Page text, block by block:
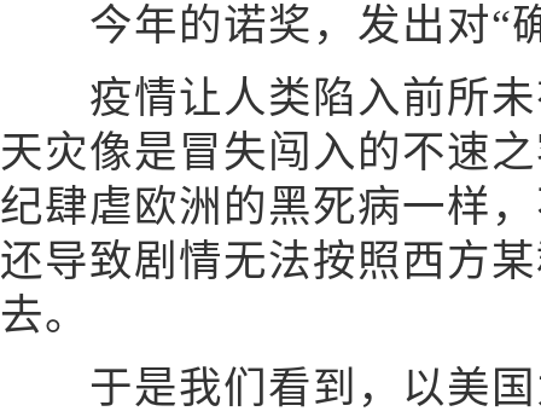
今年的诺奖，发出对“
疫情让人类陷入前所未
天灾像是冒失闯入的不速
纪肆虐欧洲的黑死病一样
还导致剧情无法按照西方
去。
于是我们看到，以美国